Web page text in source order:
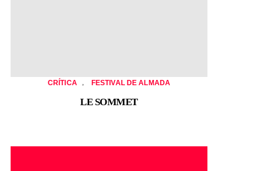
CRÍTICA FESTIVAL DE ALMADA
LE SOMMET